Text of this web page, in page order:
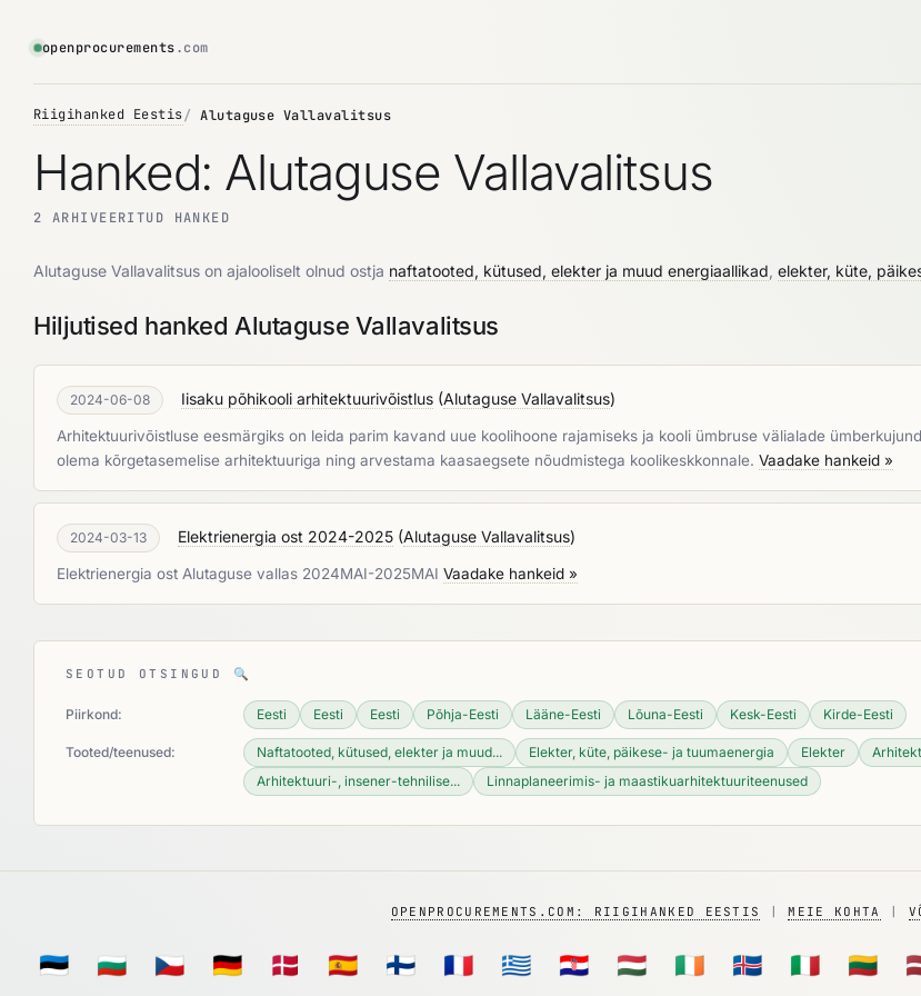
openprocurements.com
Riigihanked Eestis Alutaguse Vallavalitsus
Hanked: Alutaguse Vallavalitsus
2 ARHIVEERITUD HANKED
Alutaguse Vallavalitsus on ajalooliselt olnud ostja naftatooted, kütused, elekter ja muud energiaallikad elekter, küte,
Hiljutised hanked Alutaguse Vallavalitsus
2024-06-08 Iisaku põhikooli arhitektuurivõistlus (Alutaguse Vallavalitsus)
Arhitektuurivõistluse eesmärgiks on leida parim kavand uue koolihoone rajamiseks ja kooli ümbruse välialade
olema kõrgetasemelise arhitektuuriga ning arvestama kaasaegsete nõudmistega koolikeskkonnale. Vaadake hankeid »
2024-03-13 Elektrienergia ost 2024-2025 (Alutaguse Vallavalitsus)
Elektrienergia ost Alutaguse vallas 2024MAI-2025MAI Vaadake hankeid »
SEOTUD OTSINGUD 🔍
Piirkond: Eesti Eesti Eesti Põhja-Eesti Lääne-Eesti Lõuna-Eesti Kesk-Eesti Kirde-Eesti
Tooted/teenused: Naftatooted, kütused, elekter ja muud... Elekter, küte, päikese- ja tuumaenergia Elekter
Arhitektuuri-, insener-tehnilise...
Linnaplaneerimis- ja maastikuarhitektuuriteenused
OPENPROCUREMENTS.COM: RIIGIHANKED EESTIS |MEIE KOHTA
🇪🇪 🇧🇬 🇨🇿 🇩🇪 🇩🇰 🇪🇸 🇫🇮 🇫🇷 🇬🇷 🇭🇷 🇭🇺 🇮🇪 🇮🇸 🇮🇹 🇱🇹